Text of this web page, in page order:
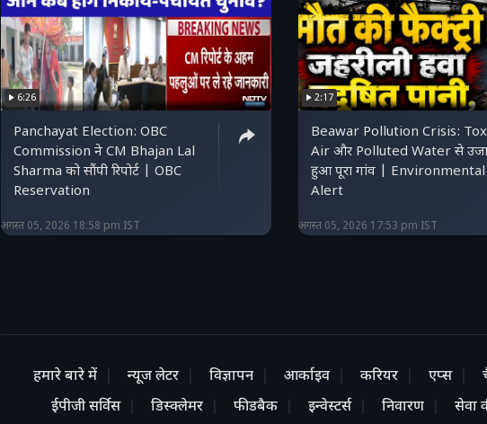
6:26
Panchayat Election: OBC
Commission ने CM Bhajan Lal
Sharma को सौंपी रिपोर्ट | OBC
Reservation
अगस्त 05, 2026 18:58 pm IST
2:17
Beawar Pollution Crisis:
Air और Polluted Water से
हुआ पूरा गांव | Environmental
Alert
अगस्त 05, 2026 17:53 pm IST
हमारे बारे में न्यूज लेटर विज्ञापन आर्काइव करियर एप्स
ईपीजी सर्विस
डिस्क्लेमर फीडबैक इन्वेस्टर्स निवारण सेवा